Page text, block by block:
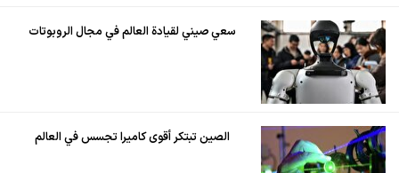
سعي صيني لقيادة العالم في مجال الروبوتات
الصين تبتكر أقوى كاميرا تجسس في العالم